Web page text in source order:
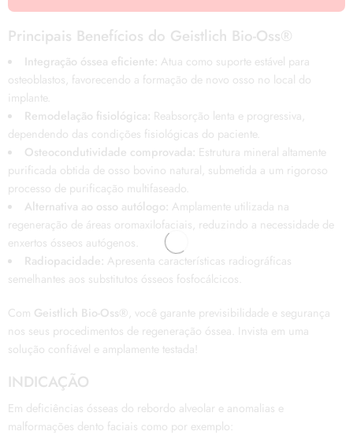
Principais Benefícios do Geistlich Bio-Oss®
Integração óssea eficiente: Atua como suporte estável para
osteoblastos, favorecendo a formação de novo osso no local do
implante.
Remodelação fisiológica: Reabsorção lenta e progressiva,
dependendo das condições fisiológicas do paciente.
Osteocondutividade comprovada: Estrutura mineral altamente
purificada obtida de osso bovino natural, submetida a um rigoroso
processo de purificação multifaseado.
Alternativa ao osso autólogo: Amplamente utilizada na
regeneração de áreas oromaxilofaciais, reduzindo a necessidade de
enxertos ósseos autógenos.
Radiopacidade: Apresenta características radiográficas
semelhantes aos substitutos ósseos fosfocálcicos.
Com Geistlich Bio-Oss® , você garante previsibilidade e segurança
nos seus procedimentos de regeneração óssea. Invista em uma
solução confiável e amplamente testada!
INDICAÇÃO
Em deficiências ósseas do rebordo alveolar e anomalias e
malformações dento faciais como por exemplo: